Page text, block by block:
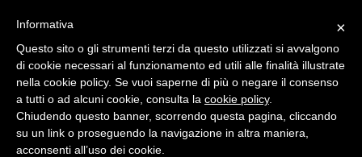
HOME Magic The Gathering
Mazzi - Intro Pack
Modern Horizons III
Modern Horizons III
×
Ciao a tutti, il negozio sarà chiuso dal 9/08 al 24/08
compreso.
Tutti gli ordini effettuati dopo le 15:00 del 07/08 verranno
spediti a partire dal giorno 25/08.
Buone vacanze a tutti dallo staff di Pianeta Hobby
×
Informativa
Questo sito o gli strumenti terzi da questo utilizzati si avvalgono
di cookie necessari al funzionamento ed utili alle finalità illustrate
nella cookie policy. Se vuoi saperne di più o negare il consenso
a tutti o ad alcuni cookie, consulta la cookie policy.
Chiudendo questo banner, scorrendo questa pagina, cliccando
su un link o proseguendo la navigazione in altra maniera,
acconsenti all’uso dei cookie.